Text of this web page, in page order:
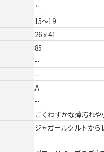
革
15～19
26ｘ41
85
--
--
A
--
ごくわずかな薄汚れ
ジャガールクルトか